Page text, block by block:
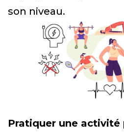
son niveau.
Pratiquer une activité